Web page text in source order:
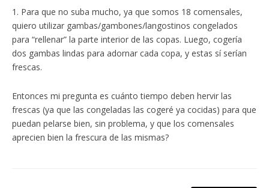
1. Para que no suba mucho, ya que somos 18 comensales,
quiero utilizar gambas/gambones/langostinos congelados
para “rellenar” la parte interior de las copas. Luego, cogería
dos gambas lindas para adornar cada copa, y estas sí serían
frescas.
Entonces mi pregunta es cuánto tiempo deben hervir las
frescas (ya que las congeladas las cogeré ya cocidas) para que
puedan pelarse bien, sin problema, y que los comensales
aprecien bien la frescura de las mismas?